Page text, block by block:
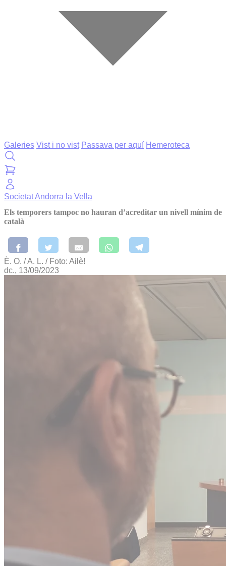
Galeries Vist i no vist Passava per aquí Hemeroteca
SocietatAndorra la Vella
Els temporers tampoc no hauran d’acreditar un nivell mínim de
català
È. O. / A. L. / Foto: Ailè!
dc., 13/09/2023